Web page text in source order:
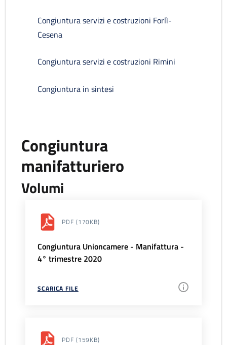
Congiuntura servizi e costruzioni Forlì-
Cesena
Congiuntura servizi e costruzioni Rimini
Congiuntura in sintesi
Congiuntura
manifatturiero
Volumi
PDF (170KB)
Congiuntura Unioncamere - Manifattura -
4° trimestre 2020
SCARICA FILE
PDF (159KB)